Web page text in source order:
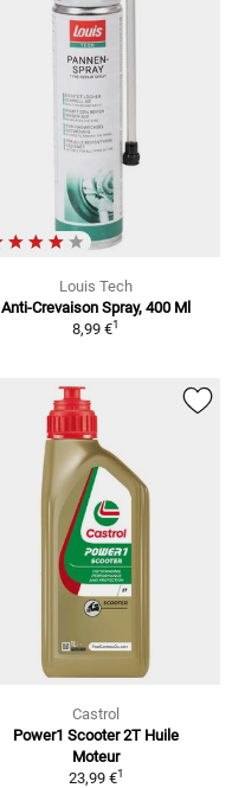
Louis Tech
Anti-Crevaison Spray, 400 Ml
8,99 €1
Castrol
Power1 Scooter 2T Huile
Moteur
23,99 €1